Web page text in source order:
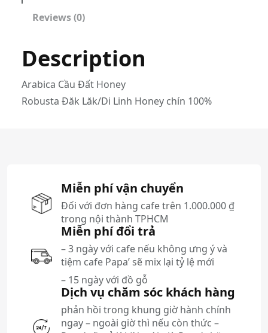
à
t
A
R
-
Reviews (0)
Description
Arabica Cầu Đất Honey
Robusta Đăk Lăk/Di Linh Honey chín 100%
Miễn phí vận chuyển
Đối với đơn hàng cafe trên 1.000.000 ₫
trong nội thành TPHCM
Miễn phí đổi trả
– 3 ngày với cafe nếu không ưng ý và
tiệm cafe Papa’ sẽ mix lại tỷ lệ mới
– 15 ngày với đồ gỗ
Dịch vụ chăm sóc khách hàng
phản hồi trong khung giờ hành chính
ngay – ngoài giờ thì nếu còn thức –